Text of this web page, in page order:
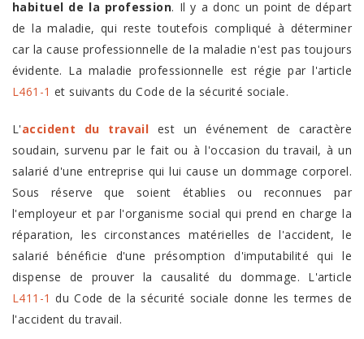
habituel de la profession. Il y a donc un point de départ
de la maladie, qui reste toutefois compliqué à déterminer
car la cause professionnelle de la maladie n'est pas toujours
évidente. La maladie professionnelle est régie par l'article
L461-1 et suivants du Code de la sécurité sociale.
L'accident du travail est un événement de caractère
soudain, survenu par le fait ou à l'occasion du travail, à un
salarié d'une entreprise qui lui cause un dommage corporel.
Sous réserve que soient établies ou reconnues par
l'employeur et par l'organisme social qui prend en charge la
réparation, les circonstances matérielles de l'accident, le
salarié bénéficie d'une présomption d'imputabilité qui le
dispense de prouver la causalité du dommage. L'article
L411-1 du Code de la sécurité sociale donne les termes de
l'accident du travail.